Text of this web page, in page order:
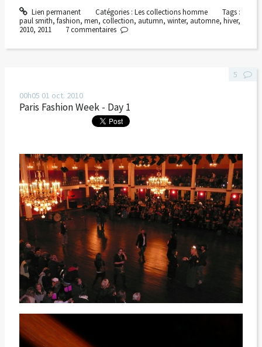
Lien permanent Catégories : Les collections homme
Tags :
paul smith, fashion, men, collection, autumn, winter, automne, hiver,
2010, 2011 7commentaires
00h05 01 oct. 2010
Paris Fashion Week - Day 1
5